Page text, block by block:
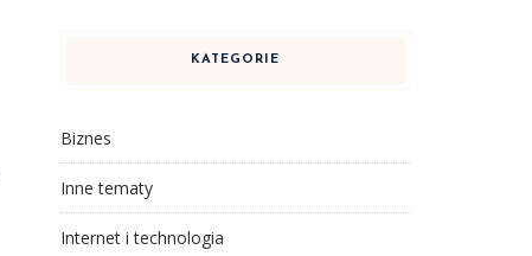
KATEGORIE
Biznes
Inne tematy
Internet i technologia